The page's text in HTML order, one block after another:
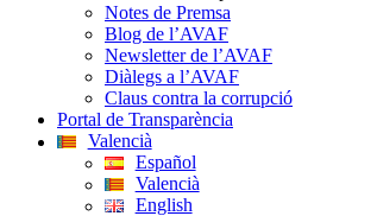
Notes de Premsa
Blog de l’AVAF
Newsletter de l’AVAF
Diàlegs a l’AVAF
Claus contra la corrupció
Portal de Transparència
Valencià
Español
Valencià
English